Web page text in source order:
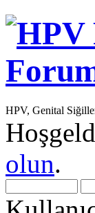
HPV, Genital
olun.